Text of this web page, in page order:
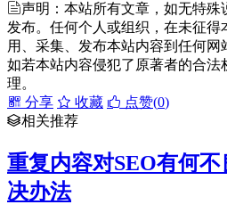
声明：本站所有文章，如无特殊
发布。任何个人或组织，在未征
用、采集、发布本站内容到任何网
如若本站内容侵犯了原著者的合法
理。
分享
收藏 点赞(0)
相关推荐
重复内容对SEO有何
决办法